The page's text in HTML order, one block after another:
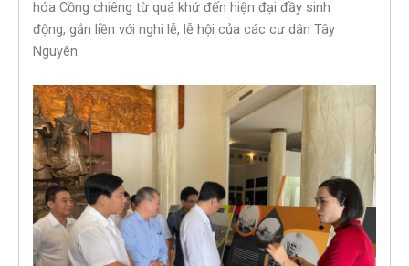
hóa Cồng chiêng từ quá khứ đến hiện đại đầy sinh
động, gắn liền với nghi lễ, lễ hội của các cư dân Tây
Nguyên.